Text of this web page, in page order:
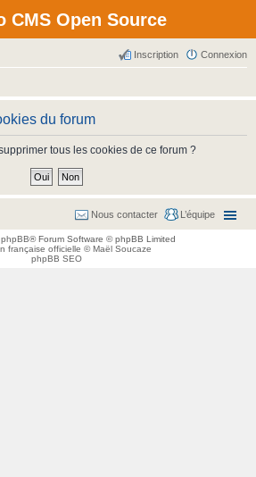
CMS Open Source
Connexion
Inscription
du forum
tous les cookies de ce forum ?
L’équipe
Nous contacter
phpBB® Forum Software © phpBB Limited
française officielle ©Maël Soucaze
phpBB SEO